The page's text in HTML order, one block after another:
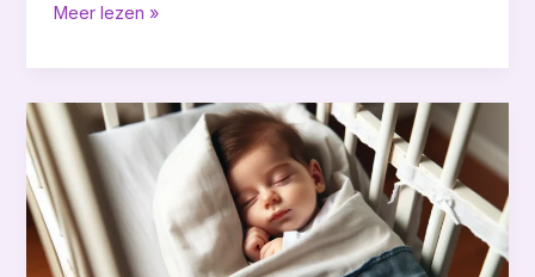
Baby
veel
in
slaap
Meer lezen »